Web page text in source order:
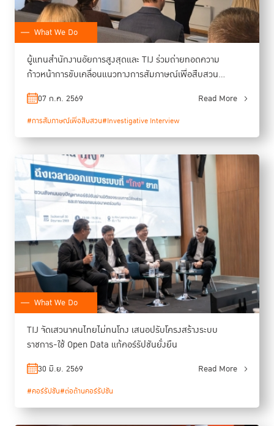
What We Do
ผู้แทนสำนักงานอัยการสูงสุดและ TIJ ร่วมถ่ายทอดความ
ก้าวหน้าการขับเคลื่อนแนวทางการสัมภาษณ์เพื่อสืบสวน
(Investigative Interviewing) ในงาน ImpleMéndez Global
Workshop
07 ก.ค. 2569 Read More
#การสัมภาษณ์เพื่อสืบสวน#Investigative Interview
What We Do
TIJ จัดเสวนาคนไทยไม่ทนโกง เสนอปรับโครงสร้างระบบ
ราชการ-ใช้ Open Data แก้คอร์รัปชันยั่งยืน
30 มิ.ย. 2569 Read More
#คอร์รัปชัน#ต่อต้านคอร์รัปชัน